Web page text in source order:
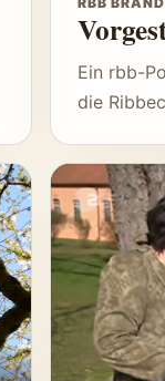
Ein rbb-
die